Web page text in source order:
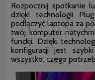
Rozpocznij spotkanie
dzięki technologii
podłączyć laptopa za
twój komputer
funckji. Dzięki
konfiguracji jest
wszystko, czego